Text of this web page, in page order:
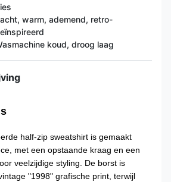
warm, ademend, retro-
koud, droog laag
half-zip sweatshirt is gemaakt
met een opstaande kraag en een
veelzijdige styling. De borst is
"1998" grafische print, terwijl